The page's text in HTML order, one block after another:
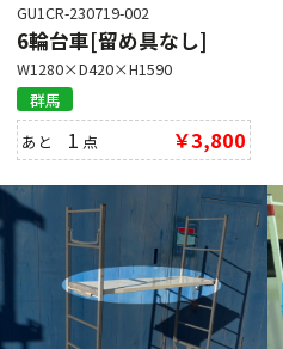
GU1CR-230719-002
6輪台車[留め具なし]
W1280×D420×H1590
群馬
あと 1 点 ￥3,800